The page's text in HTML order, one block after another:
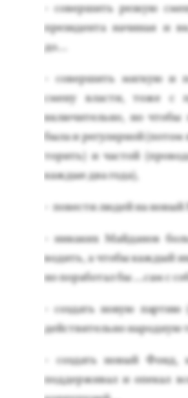
- со­вер­шить рез­кую
пре­зиден­та на­чиная и
до…
- со­вер­шить мяг­кую и
сме­ну влас­ти, то­же с
вклю­читель­но, но что­бы
бы­ла и ре­гуляр­ной
то­рить) и час­той
каж­дые два го­да),
- по­вес­ти лю­дей на
- ни­каких Май­да­нов
водить, а что­бы каж­дый
но по­рабо­тал бы …сам с
- соз­дать но­вую
дей­стви­тель­но на­род­ную
- соз­дать но­вый Фонд,
под­держи­вал и опе­кал